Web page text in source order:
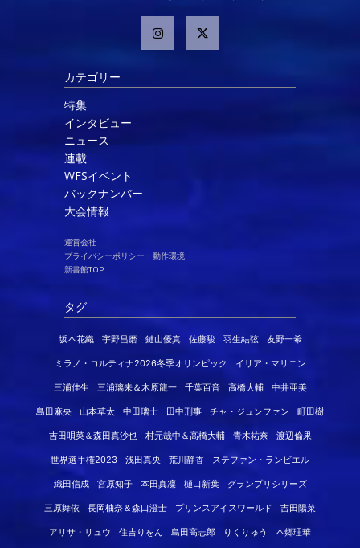
カテゴリー
特集
インタビュー
ニュース
連載
WFSイベント
バックナンバー
大会情報
運営会社
プライバシーポリシー・動作環境
新書館TOP
タグ
坂本花織 宇野昌磨 鍵山優真 佐藤駿 羽生結弦 友野一希
ミラノ・コルティナ2026冬季オリンピック イリア・マリニン
三浦佳生 三浦璃来＆木原龍一 千葉百音 高橋大輔 中井亜美
島田麻央 山本草太 中田璃士 田中刑事 チャ・ジュンファン 町田樹
吉田唄菜＆森田真沙也 村元哉中＆高橋大輔 青木祐奈 渡辺倫果
世界選手権2023 浅田真央 荒川静香 ステファン・ランビエル
織田信成 宮原知子 本田真凜 樋口新葉 グランプリシリーズ
三原舞依 長岡柚奈＆森口澄士 プリンスアイスワールド 吉田陽菜
アリサ・リュウ 住吉りをん 島田高志郎 りくりゅう 本郷理華